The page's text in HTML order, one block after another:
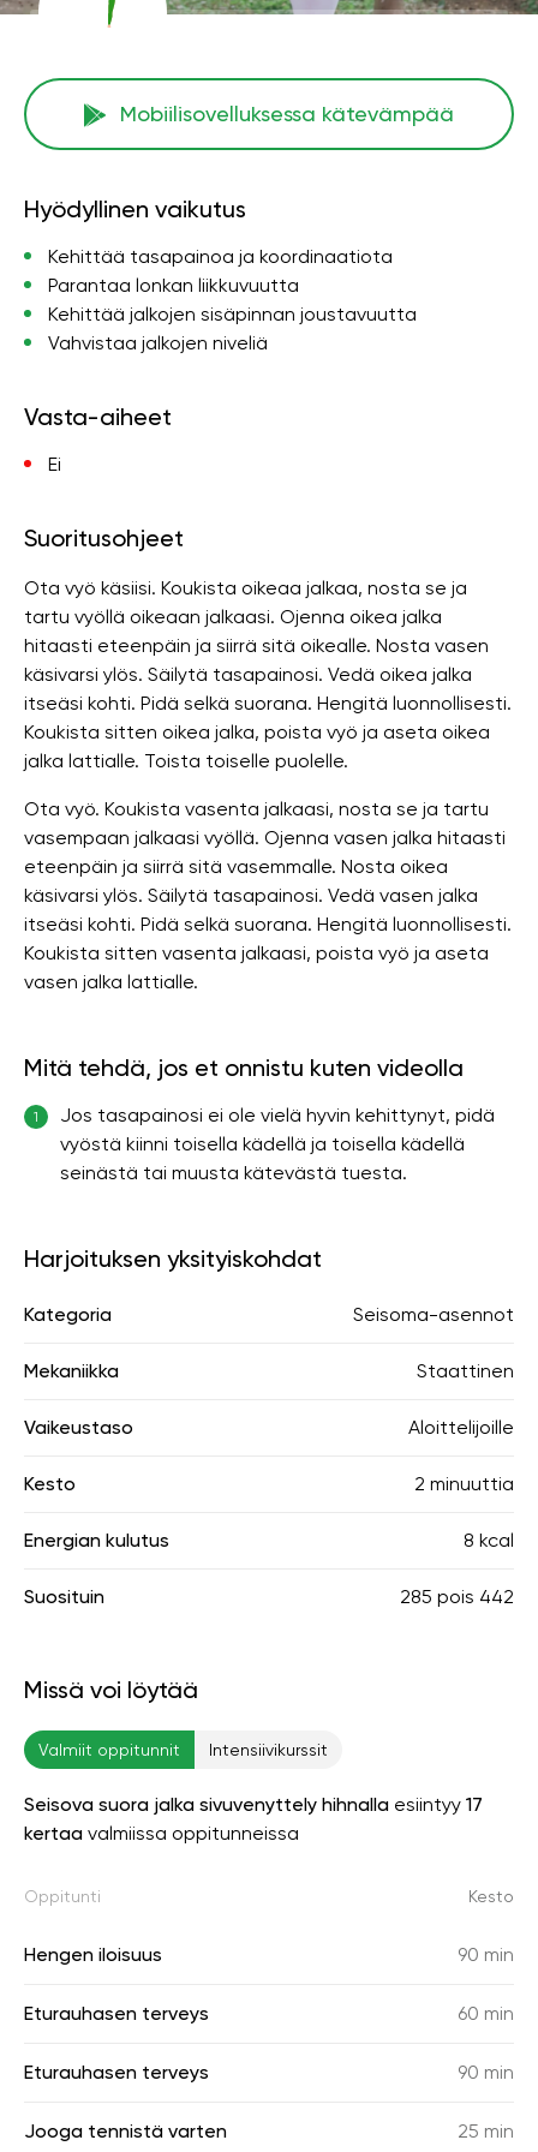
Mobiilisovelluksessa kätevämpää
Hyödyllinen vaikutus
Kehittää tasapainoa ja koordinaatiota
Parantaa lonkan liikkuvuutta
Kehittää jalkojen sisäpinnan joustavuutta
Vahvistaa jalkojen niveliä
Vasta-aiheet
Ei
Suoritusohjeet
Ota vyö käsiisi. Koukista oikeaa jalkaa, nosta se ja
tartu vyöllä oikeaan jalkaasi. Ojenna oikea jalka
hitaasti eteenpäin ja siirrä sitä oikealle. Nosta vasen
käsivarsi ylös. Säilytä tasapainosi. Vedä oikea jalka
itseäsi kohti. Pidä selkä suorana. Hengitä luonnollisesti.
Koukista sitten oikea jalka, poista vyö ja aseta oikea
jalka lattialle. Toista toiselle puolelle.
Ota vyö. Koukista vasenta jalkaasi, nosta se ja tartu
vasempaan jalkaasi vyöllä. Ojenna vasen jalka hitaasti
eteenpäin ja siirrä sitä vasemmalle. Nosta oikea
käsivarsi ylös. Säilytä tasapainosi. Vedä vasen jalka
itseäsi kohti. Pidä selkä suorana. Hengitä luonnollisesti.
Koukista sitten vasenta jalkaasi, poista vyö ja aseta
vasen jalka lattialle.
Mitä tehdä, jos et onnistu kuten videolla
1
Jos tasapainosi ei ole vielä hyvin kehittynyt, pidä
vyöstä kiinni toisella kädellä ja toisella kädellä
seinästä tai muusta kätevästä tuesta.
Harjoituksen yksityiskohdat
Kategoria Seisoma-asennot
Mekaniikka Staattinen
Vaikeustaso Aloittelijoille
Kesto 2 minuuttia
Energian kulutus 8 kcal
Suosituin 285 pois 442
Missä voi löytää
Valmiit oppitunnit Intensiivikurssit
Seisova suora jalka sivuvenyttely hihnalla esiintyy 17
kertaa valmiissa oppitunneissa
Oppitunti Kesto
Hengen iloisuus 90 min
Eturauhasen terveys 60 min
Eturauhasen terveys 90 min
Jooga tennistä varten 25 min